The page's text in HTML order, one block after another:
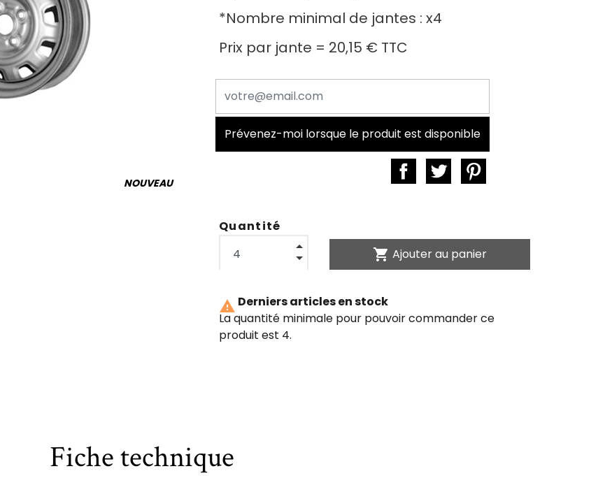
NOUVEAU
*Nombre minimal de jantes : x4
Prix par jante = 20,15 € TTC
Prévenez-moi lorsque le produit est disponible
Quantité
shopping_cart Ajouter au panier
 Derniers articles en stock
La quantité minimale pour pouvoir commander ce
produit est 4.
Fiche technique